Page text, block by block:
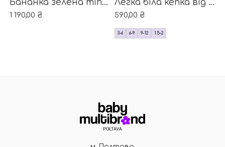
Бананка зелена minecraft від бренду ZARA
1 190,00 ₴
Легка біла кепка від бренду Н&М
590,00 ₴
3-6 6-9 9-12 1.5-2